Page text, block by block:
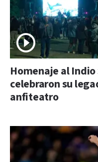
Homenaje al
celebraron su
anfiteatro